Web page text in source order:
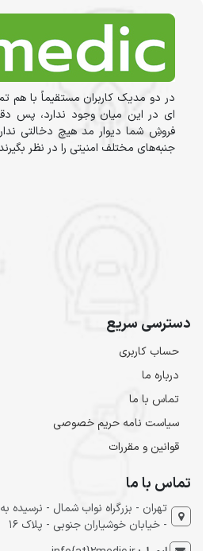
در دو مدیک کاربران مستقیماً با هم
ای در این میان وجود ندارد، پس
فروشِ شما دیوار مد هیچ دخالتی
جنبه‌های مختلف امنیتی را در نظر
دسترسی سریع
حساب کاربری
درباره ما
تماس با ما
سیاست نامه حریم خصوصی
قوانین و مقررات
تماس با ما
تهران - بزرگراه نواب شمال -
- خیابان خوشیاران جنوبی - پلاک 16